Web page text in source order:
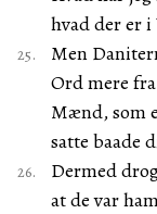
hvad der er i
Men
Ord mere
Mænd, som
satte baade
Dermed
at de var